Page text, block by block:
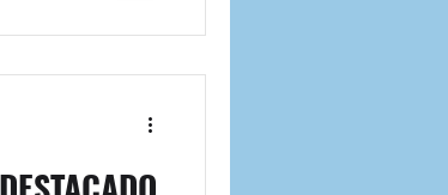
a derecha: